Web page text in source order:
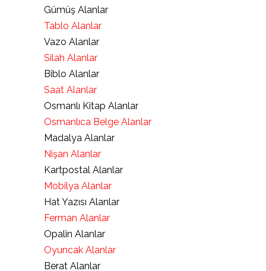
Gümüş Alanlar
Tablo Alanlar
Vazo Alanlar
Silah Alanlar
Biblo Alanlar
Saat Alanlar
Osmanlı Kitap Alanlar
Osmanlıca Belge Alanlar
Madalya Alanlar
Nişan Alanlar
Kartpostal Alanlar
Mobilya Alanlar
Hat Yazısı Alanlar
Ferman Alanlar
Opalin Alanlar
Oyuncak Alanlar
Berat Alanlar